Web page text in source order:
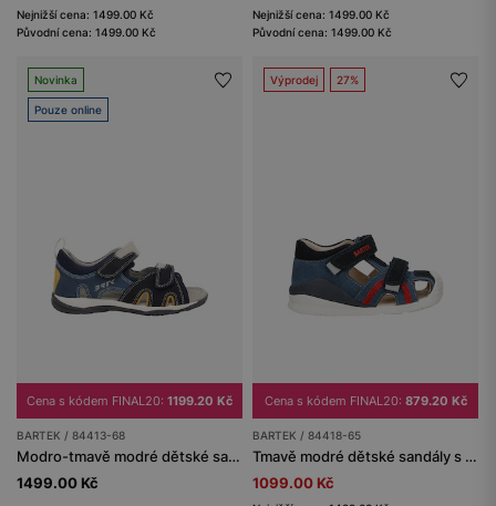
Nejnižší cena: 1499.00 Kč
Původní cena: 1499.00 Kč
Nejnižší cena: 1499.00 Kč
Původní cena: 1499.00 Kč
Novinka
Pouze online
Cena s kódem FINAL20: 1199.20 Kč
BARTEK / 84413-68
Modro-tmavě modré dětské sandály se žlutými detaily BARTEK 84413-68
1499.00 Kč
Výprodej 27%
Cena s kódem FINAL20: 879.20 Kč
BARTEK / 84418-65
Tmavě modré dětské sandály s červenými detaily BARTEK 84418-65
1099.00 Kč